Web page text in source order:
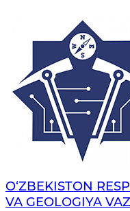
O‘ZBEKISTON
VA GEOLOGIYA